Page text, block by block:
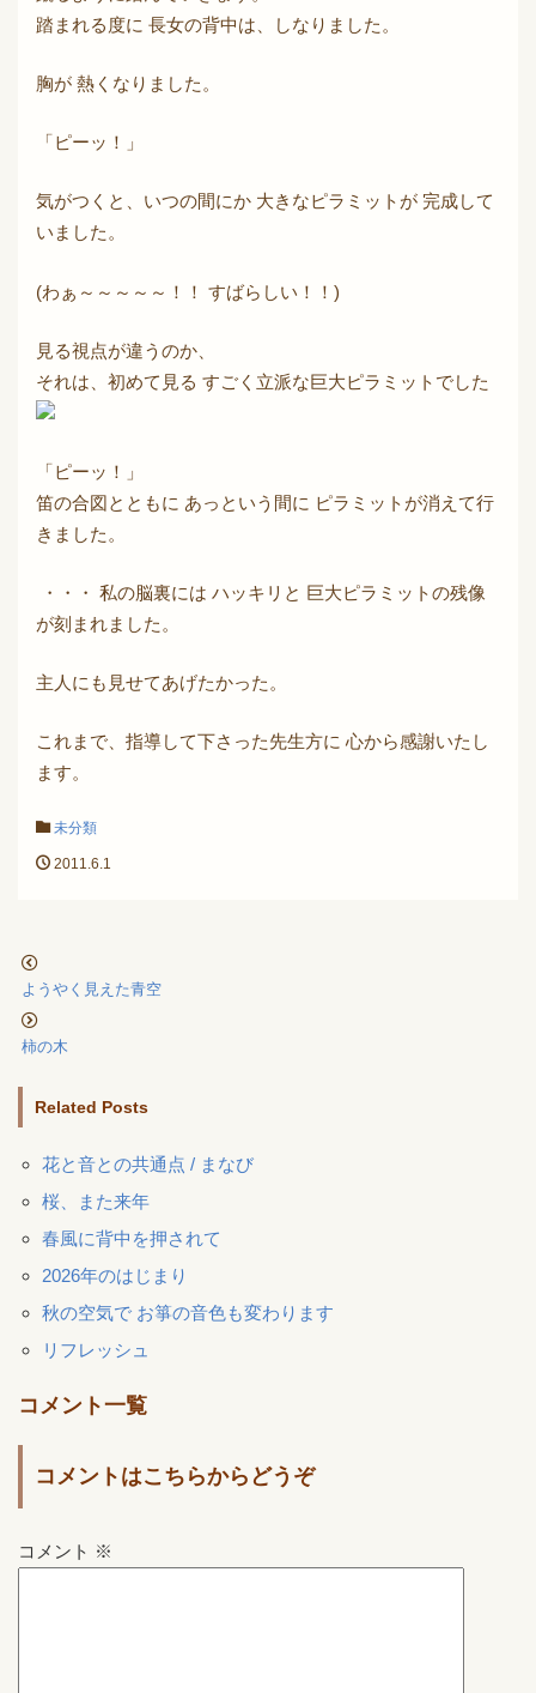
踏まれる度に 長女の背中は、しなりました。
胸が 熱くなりました。
「ピーッ！」
気がつくと、いつの間にか 大きなピラミットが 完成して
いました。
(わぁ～～～～～！！ すばらしい！！)
見る視点が違うのか、
それは、初めて見る すごく立派な巨大ピラミットでした
「ピーッ！」
笛の合図とともに あっという間に ピラミットが消えて行
きました。
・・・ 私の脳裏には ハッキリと 巨大ピラミットの残像
が刻まれました。
主人にも見せてあげたかった。
これまで、指導して下さった先生方に 心から感謝いたし
ます。
未分類
2011.6.1
ようやく見えた青空
柿の木
Related Posts
花と音との共通点 / まなび
桜、また来年
春風に背中を押されて
2026年のはじまり
秋の空気で お箏の音色も変わります
リフレッシュ
コメント一覧
コメントはこちらからどうぞ
コメント ※